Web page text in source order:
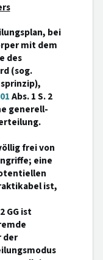
bei
mit dem
des
(sog.
Abs. 1 S. 2
generell-
frei von
eine
ist,
GG ist
der